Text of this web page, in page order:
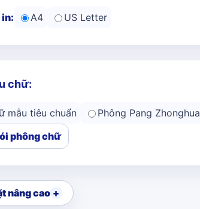
in: A4 US Letter
chữ:
mẫu tiêu chuẩn Phông Pang Zhonghua
phông chữ
nâng cao